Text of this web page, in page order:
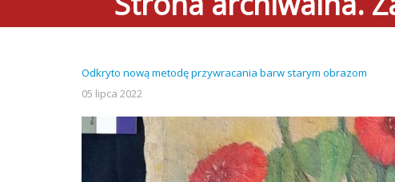
Odkryto nową metodę przywracania barw starym obrazom
05 lipca 2022